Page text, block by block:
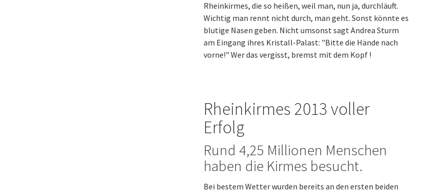
Rheinkirmes, die so heißen, weil man, nun ja, durchläuft.
Wichtig man rennt nicht durch, man geht. Sonst könnte es
blutige Nasen geben. Nicht umsonst sagt Andrea Sturm
am Eingang ihres Kristall-Palast: "Bitte die Hände nach
vorne!" Wer das vergisst, bremst mit dem Kopf !
Rheinkirmes 2013 voller
Erfolg
Rund 4,25 Millionen Menschen
haben die Kirmes besucht.
Bei bestem Wetter wurden bereits an den ersten beiden